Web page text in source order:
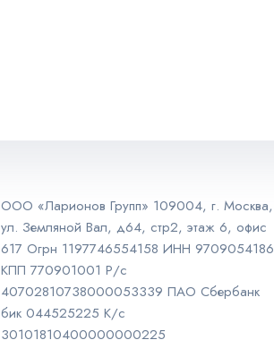
ООО «Ларионов Групп» 109004, г. Москва,
ул. Земляной Вал, д64, стр2, этаж 6, офис
617 Огрн 1197746554158 ИНН 9709054186
КПП 770901001 Р/с
40702810738000053339 ПАО Сбербанк
бик 044525225 К/с
30101810400000000225